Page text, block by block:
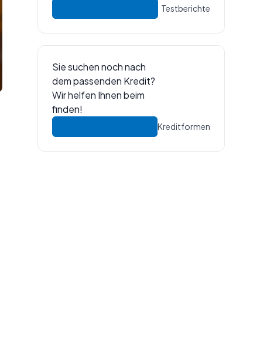
Testberichte
Sie suchen noch nach
dem passenden Kredit?
Wir helfen Ihnen beim
finden!
Kreditformen